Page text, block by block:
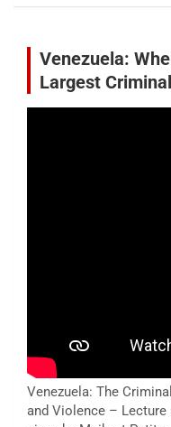
Venezuela:
Largest
Venezuela: The
and Violence –